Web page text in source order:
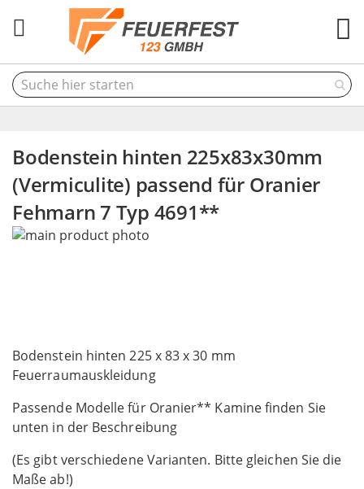
Bodenstein hinten 225x83x30mm
(Vermiculite) passend für Oranier
Fehmarn 7 Typ 4691**
Bodenstein hinten 225 x 83 x 30 mm
Feuerraumauskleidung
Passende Modelle für Oranier** Kamine finden Sie
unten in der Beschreibung
(Es gibt verschiedene Varianten. Bitte gleichen Sie die
Maße ab!)
Skip
gallery
to
the
of
the
gallery